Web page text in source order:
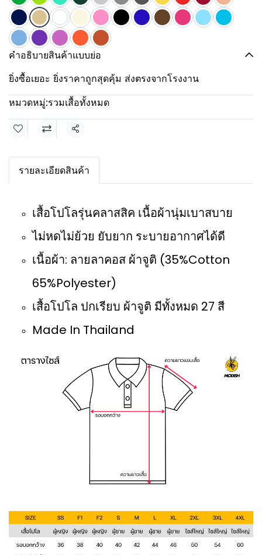
คำอธิบายสินค้าแบบย่อ
ยิ่งซื้อเยอะ ยิ่งราคาถูกสุดคุ้ม ส่งตรงจากโรงงาน
หมวดหมู่:รวมเสื้อทั้งหมด
แชร์
รายละเอียดสินค้า
เสื้อโปโลรุ่นคลาสสิค เนื้อผ้านุ่มเบาสบาย
ไม่หดไม่ย้วย ยับยาก ระบายอากาศได้ดี
เนื้อผ้า: ลายลาคอส ผ้าจูติ (35%Cotton
65%Polyester)
เสื้อโปโล ปกเรียบ ผ้าจูติ มีทั้งหมด 27 สี
Made In Thailand